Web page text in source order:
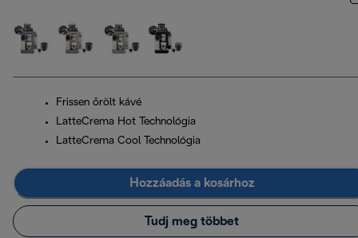
Frissen őrölt kávé
LatteCrema Hot Technológia
LatteCrema Cool Technológia
Hozzáadás a kosárhoz
Tudj meg többet